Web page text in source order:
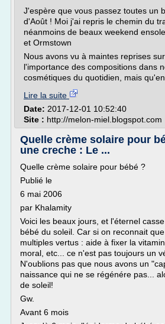
J'espère que vous passez toutes un
d'Août ! Moi j'ai repris le chemin du
néanmoins de beaux weekend
et Ormstown
Nous avons vu à maintes reprises sur
l'importance des compositions dans
cosmétiques du quotidien, mais
Lire la suite
Date: 2017-12-01 10:52:40
Site : http://melon-miel.blogspot.com
Quelle crème solaire pour
une creche : Le ...
Quelle crème solaire pour bébé ?
Publié le
6 mai 2006
par Khalamity
Voici les beaux jours, et l'éternel
bébé du soleil. Car si on reconnait
multiples vertus : aide à fixer la
moral, etc... ce n'est pas toujours un
N'oublions pas que nous avons un
naissance qui ne se régénére pas...
de soleil!
Gw.
Avant 6 mois